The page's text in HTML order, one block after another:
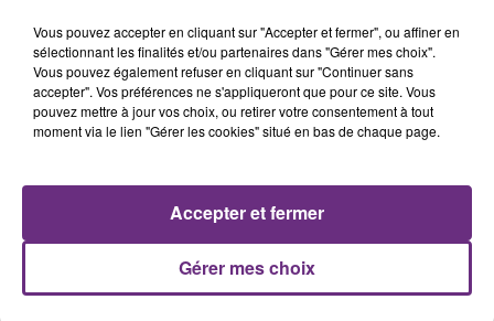
21h43
21h43
Say My Name
21h40
21h40
Vous pouvez accepter en cliquant sur "Accepter et fermer", ou affiner en
sélectionnant les finalités et/ou partenaires dans "Gérer mes choix".
Vous pouvez également refuser en cliquant sur "Continuer sans
accepter". Vos préférences ne s'appliqueront que pour ce site. Vous
pouvez mettre à jour vos choix, ou retirer votre consentement à tout
moment via le lien "Gérer les cookies" situé en bas de chaque page.
Gérer mes choix
Accepter et fermer